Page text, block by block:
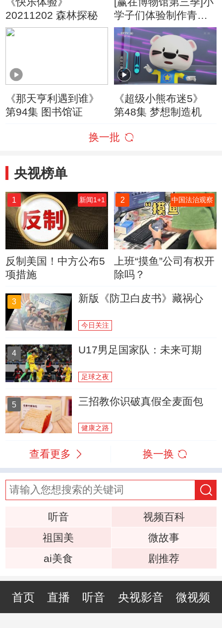
20211202 森林探秘
学子们体验制作青铜
器
《那天亨利遇到谁》
第94集 图书馆证
《超级小熊布迷5》
第48集 梦想制造机
换一批
央视榜单
1 新闻1+1
反制美国！中方公布5
项措施
2 中国法治观察
上班“摸鱼”公司有权开
除吗？
3 新版《防卫白皮书》藏祸心
今日关注
4 U17男足国家队：未来可期
足球之夜
5 三招教你识破真假全麦面包
健康之路
查看更多 换一换
听音
视频百科
祖国美
微故事
ai美食
剧推荐
首页 直播 听音 央视影音 微视频